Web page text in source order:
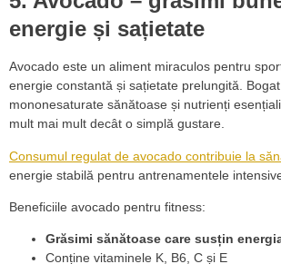
energie și sațietate
Avocado este un aliment miraculos pentru
energie constantă și sațietate prelungită.
mononesaturate sănătoase și nutrienți
mult mai mult decât o simplă gustare.
Consumul regulat de avocado contribuie la
energie stabilă pentru antrenamentele
Beneficiile avocado pentru fitness:
Grăsimi sănătoase care susțin
Conține vitaminele K, B6, C și E